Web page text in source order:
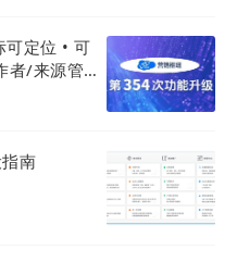
的数字经济时代，生产
新的变化。数字经济时
体力劳动中解放出来；
征转变。
经济”通俗概念定义：
定位 • 可
者/来源管理
南